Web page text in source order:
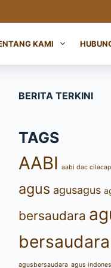
KAMI
BERITA TERKINI
TAGS
AABI aabi dac cilacap
agus agusagus
bersaudara
agusbersaudara agus